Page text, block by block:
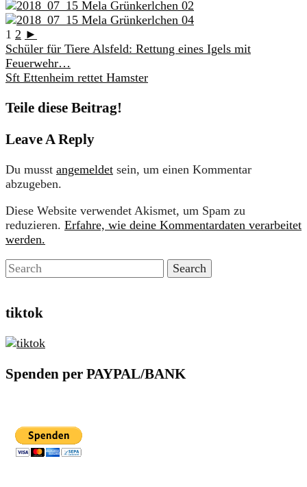
1 2 ►
Schüler für Tiere Alsfeld: Rettung eines Igels mit
Feuerwehr…
Sft Ettenheim rettet Hamster
Teile diese Beitrag!
Leave A Reply
Du musst angemeldet sein, um einen Kommentar
abzugeben.
Diese Website verwendet Akismet, um Spam zu
reduzieren. Erfahre, wie deine Kommentardaten verarbeitet
werden.
tiktok
Spenden per PAYPAL/BANK